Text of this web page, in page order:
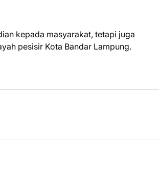
kepada masyarakat, tetapi juga
pesisir Kota Bandar Lampung.